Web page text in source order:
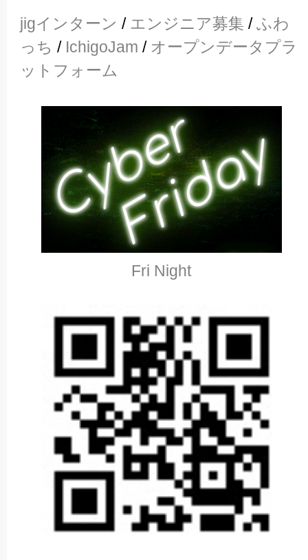
jigインターン / エンジニア募集 /ふわ
っち / IchigoJam / オープンデータプラ
ットフォーム
Fri Night